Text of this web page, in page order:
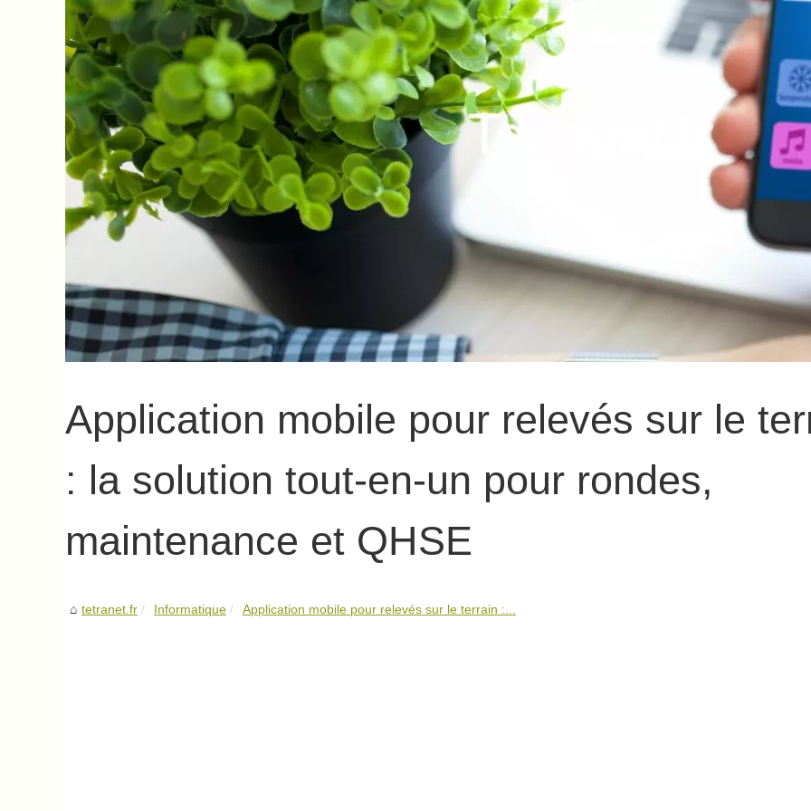
Application mobile pour relevés sur le
: la solution tout-en-un pour rondes,
maintenance et QHSE
tetranet.fr Informatique Application mobile pour relevés sur le terrain :...